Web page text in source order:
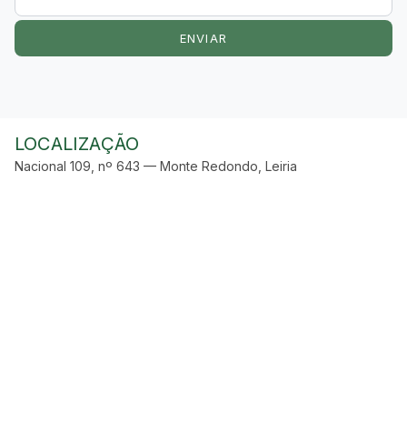
ENVIAR
LOCALIZAÇÃO
Nacional 109, nº 643 — Monte Redondo, Leiria